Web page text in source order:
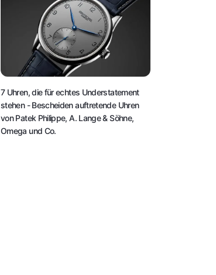
7 Uhren, die für echtes Understatement
stehen - Bescheiden auftretende Uhren
von Patek Philippe, A. Lange & Söhne,
Omega und Co.